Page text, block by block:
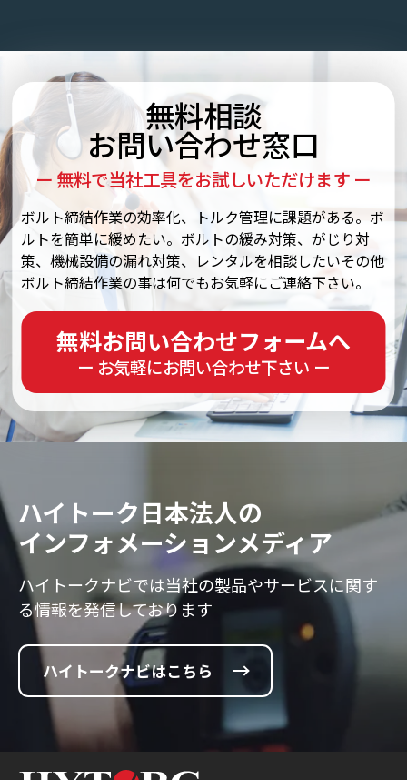
無料相談
お問い合わせ窓口
ー 無料で当社工具をお試しいただけます ー
ボルト締結作業の効率化、トルク管理に課題がある。ボ
ルトを簡単に緩めたい。ボルトの緩み対策、がじり対
策、機械設備の漏れ対策、レンタルを相談したいその他
ボルト締結作業の事は何でもお気軽にご連絡下さい。
無料お問い合わせフォームへ
ー お気軽にお問い合わせ下さい ー
ハイトーク日本法人の
インフォメーションメディア
ハイトークナビでは当社の製品やサービスに関す
る情報を発信しております
ハイトークナビはこちら